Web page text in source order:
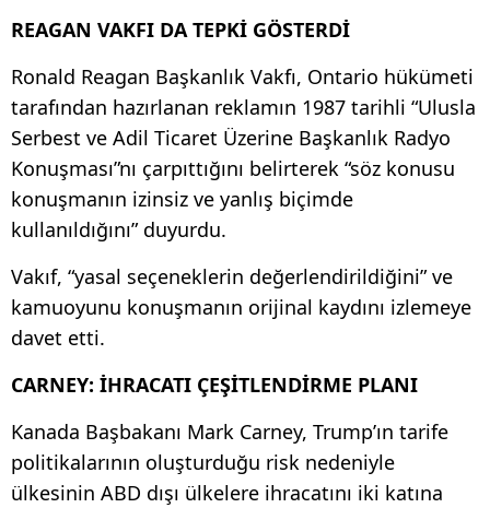
REAGAN VAKFI DA TEPKİ GÖSTERDİ
Ronald Reagan Başkanlık Vakfı, Ontario hükümeti
tarafından hazırlanan reklamın 1987 tarihli “Ulusla
Serbest ve Adil Ticaret Üzerine Başkanlık Radyo
Konuşması”nı çarpıttığını belirterek “söz konusu
konuşmanın izinsiz ve yanlış biçimde
kullanıldığını” duyurdu.
Vakıf, “yasal seçeneklerin değerlendirildiğini” ve
kamuoyunu konuşmanın orijinal kaydını izlemeye
davet etti.
CARNEY: İHRACATI ÇEŞİTLENDİRME PLANI
Kanada Başbakanı Mark Carney, Trump’ın tarife
politikalarının oluşturduğu risk nedeniyle
ülkesinin ABD dışı ülkelere ihracatını iki katına